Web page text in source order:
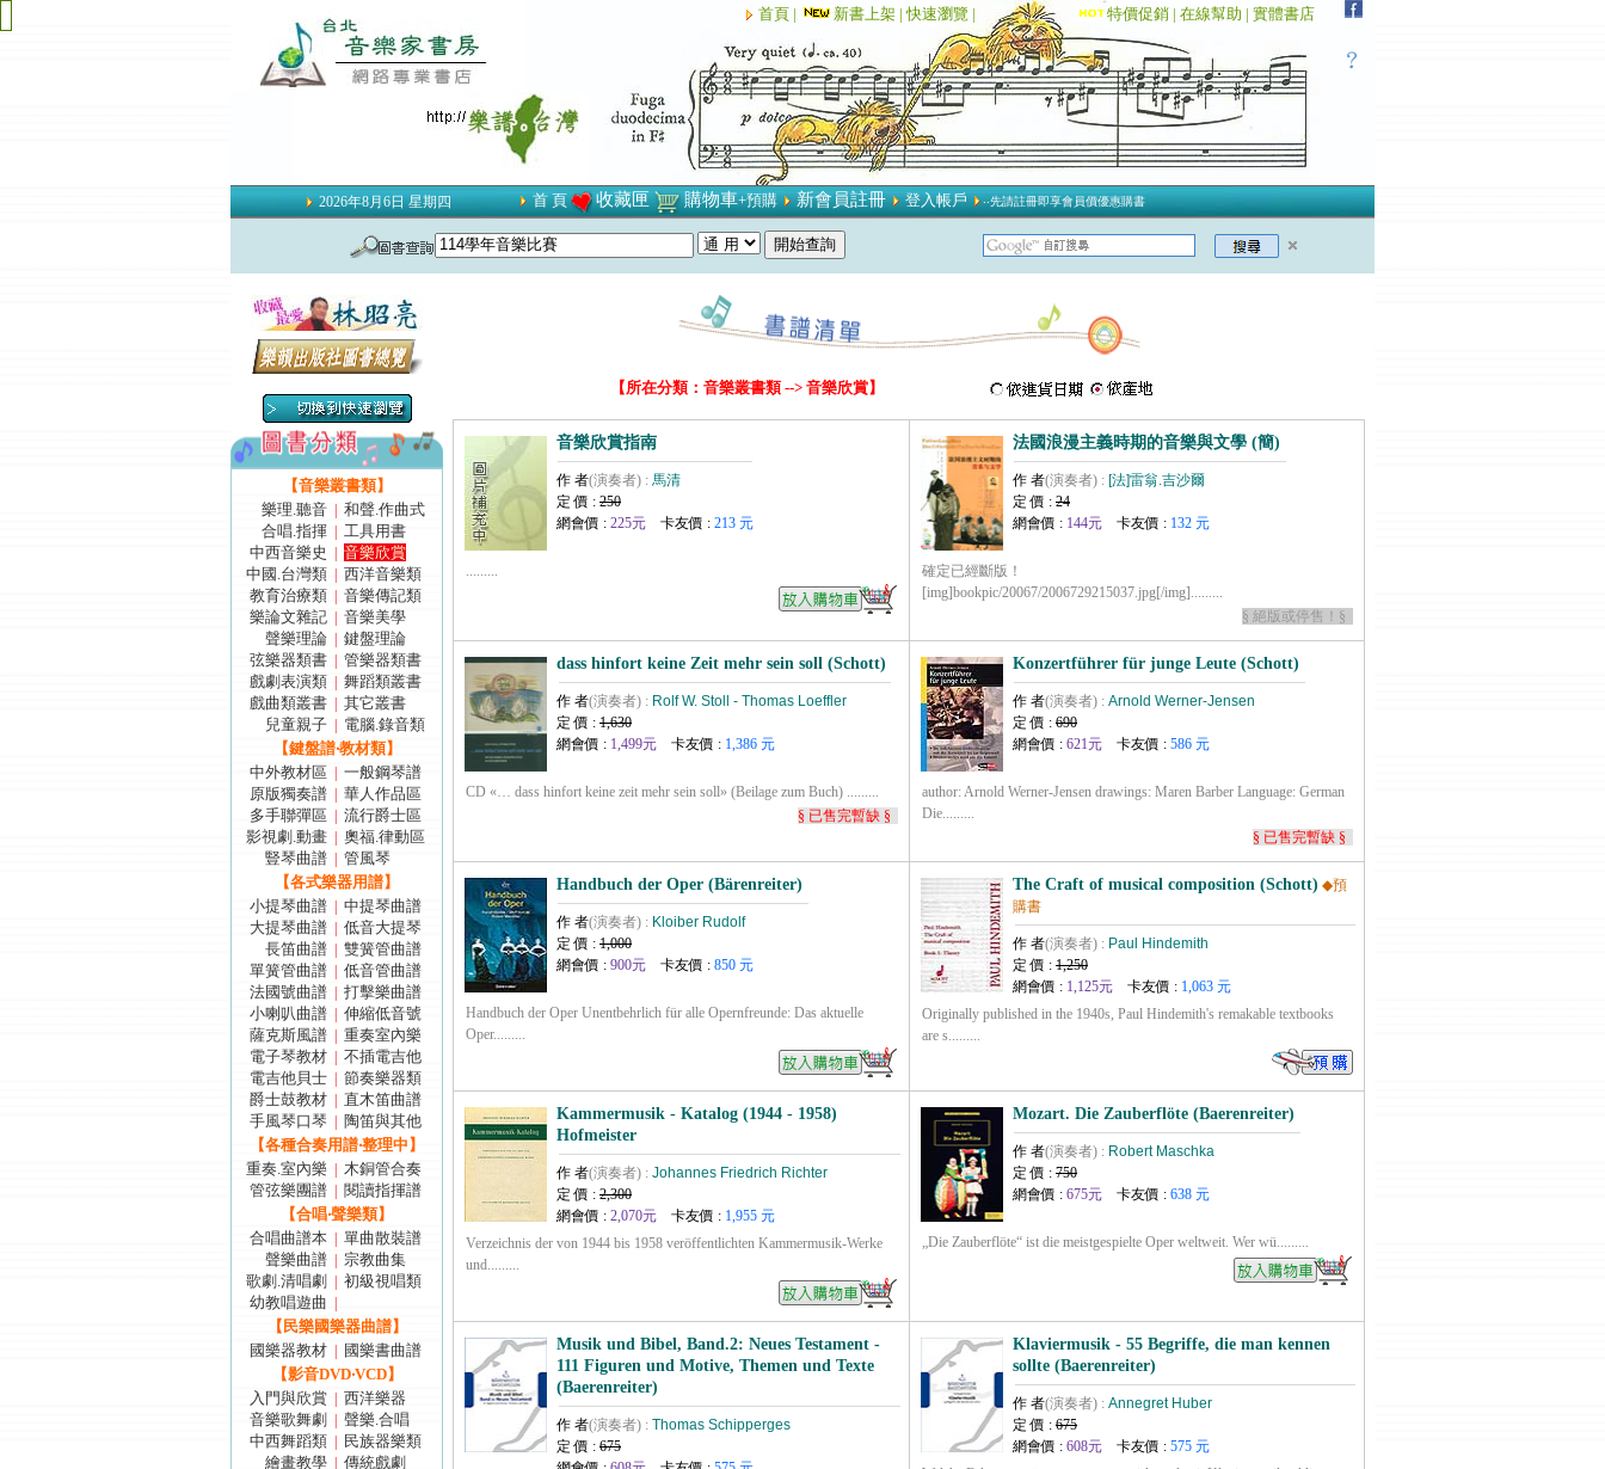
首頁 | 新書上架 |快速瀏覽 | 特價促銷 | 在線幫助 | 實體書店
2026年8月6日 星期四 首 頁 收藏匣 購物車+預購 新會員註冊 登入帳戶 ‧‧先請註冊即享會員價優惠購書
【音樂叢書類】
樂理.聽音
和聲.作曲式
合唱.指揮
工具用書
中西音樂史
音樂欣賞
中國.台灣類
西洋音樂類
教育治療類
音樂傳記類
樂論文雜記
音樂美學
聲樂理論
鍵盤理論
弦樂器類書
管樂器類書
戲劇表演類
舞蹈類叢書
戲曲類叢書
其它叢書
兒童親子
電腦.錄音類
【鍵盤譜‧教材類】
中外教材區
一般鋼琴譜
原版獨奏譜
華人作品區
多手聯彈區
流行爵士區
影視劇.動畫
奧福.律動區
豎琴曲譜
管風琴
【各式樂器用譜】
小提琴曲譜
中提琴曲譜
大提琴曲譜
低音大提琴
長笛曲譜
雙簧管曲譜
單簧管曲譜
低音管曲譜
法國號曲譜
打擊樂曲譜
小喇叭曲譜
伸縮低音號
薩克斯風譜
重奏室內樂
電子琴教材
不插電吉他
電吉他貝士
節奏樂器類
爵士鼓教材
直木笛曲譜
手風琴口琴
陶笛與其他
【各種合奏用譜‧整理中】
重奏.室內樂
木銅管合奏
管弦樂團譜
閱讀指揮譜
【合唱‧聲樂類】
合唱曲譜本
單曲散裝譜
聲樂曲譜
宗教曲集
歌劇.清唱劇
初級視唱類
幼教唱遊曲
【民樂國樂器曲譜】
國樂器教材
國樂書曲譜
【影音DVD‧VCD】
入門與欣賞
西洋樂器
音樂歌舞劇
聲樂.合唱
中西舞蹈類
民族器樂類
繪畫教學
傳統戲劇
【所在分類：音樂叢書類 --> 音樂欣賞】
音樂欣賞指南
作 者(演奏者) : 馬清
定 價 : 250
網會價 : 225元 卡友價 : 213 元
.........
法國浪漫主義時期的音樂與文學 (簡)
作 者(演奏者) : [法]雷翁.吉沙爾
定 價 : 24
網會價 : 144元 卡友價 : 132 元
確定已經斷版！
[img]bookpic/20067/2006729215037.jpg[/img].........
§ 絕版或停售！§
dass hinfort keine Zeit mehr sein soll (Schott)
作 者(演奏者) : Rolf W. Stoll - Thomas Loeffler
定 價 : 1,630
網會價 : 1,499元 卡友價 : 1,386 元
CD «… dass hinfort keine zeit mehr sein soll» (Beilage zum Buch) .........
§ 已售完暫缺 §
Konzertführer für junge Leute (Schott)
作 者(演奏者) : Arnold Werner-Jensen
定 價 : 690
網會價 : 621元 卡友價 : 586 元
author: Arnold Werner-Jensen drawings: Maren Barber Language: German
Die.........
§ 已售完暫缺 §
Handbuch der Oper (Bärenreiter)
作 者(演奏者) : Kloiber Rudolf
定 價 : 1,000
網會價 : 900元 卡友價 : 850 元
Handbuch der Oper Unentbehrlich für alle Opernfreunde: Das aktuelle
Oper.........
The Craft of musical composition (Schott) ◆預
購書
作 者(演奏者) : Paul Hindemith
定 價 : 1,250
網會價 : 1,125元 卡友價 : 1,063 元
Originally published in the 1940s, Paul Hindemith's remakable textbooks
are s.........
Kammermusik - Katalog (1944 - 1958)
Hofmeister
作 者(演奏者) : Johannes Friedrich Richter
定 價 : 2,300
網會價 : 2,070元 卡友價 : 1,955 元
Verzeichnis der von 1944 bis 1958 veröffentlichten Kammermusik-Werke
und.........
Mozart. Die Zauberflöte (Baerenreiter)
作 者(演奏者) : Robert Maschka
定 價 : 750
網會價 : 675元 卡友價 : 638 元
„Die Zauberflöte“ ist die meistgespielte Oper weltweit. Wer wü.........
Musik und Bibel, Band.2: Neues Testament -
111 Figuren und Motive, Themen und Texte
(Baerenreiter)
作 者(演奏者) : Thomas Schipperges
定 價 : 675
Klaviermusik - 55 Begriffe, die man kennen
sollte (Baerenreiter)
作 者(演奏者) : Annegret Huber
定 價 : 675
網會價 : 608元 卡友價 : 575 元